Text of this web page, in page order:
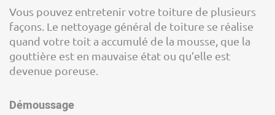
Vous pouvez entretenir votre toiture de plusieurs
façons. Le nettoyage général de toiture se réalise
quand votre toit a accumulé de la mousse, que la
gouttière est en mauvaise état ou qu’elle est
devenue poreuse.
Démoussage